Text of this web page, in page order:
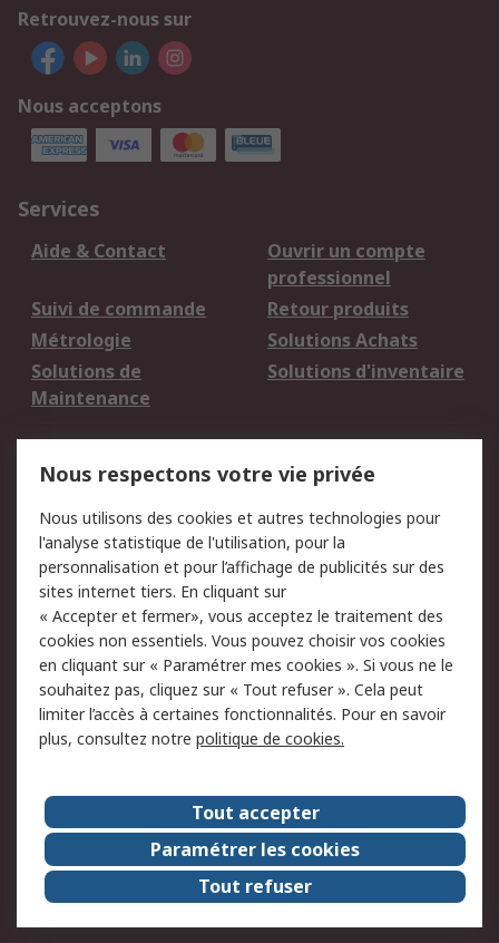
Retrouvez-nous sur
Nous acceptons
Services
Aide & Contact
Ouvrir un compte
professionnel
Suivi de commande
Retour produits
Métrologie
Solutions Achats
Solutions de
Maintenance
Solutions d'inventaire
du site
Politique de protection
des données - Mise à
jour
Sécurité des E-mails
Conditions générales
de vente
Politique anti-
corruption
Campagnes marketing
A propos de RS
A propos de RS France
Evénements
Le groupe RS Group Plc
Presse
RS dans le monde
Démarche RSE
Nous rejoindre
RS Particuliers
Nous respectons votre vie privée
Nous utilisons des cookies et autres technologies pour
l'analyse statistique de l'utilisation, pour la
personnalisation et pour l’affichage de publicités sur des
sites internet tiers. En cliquant sur
« Accepter et fermer», vous acceptez le traitement des
cookies non essentiels. Vous pouvez choisir vos cookies
en cliquant sur « Paramétrer mes cookies ». Si vous ne le
souhaitez pas, cliquez sur « Tout refuser ». Cela peut
limiter l’accès à certaines fonctionnalités. Pour en savoir
plus, consultez notre politique de cookies.
Tout accepter
Paramétrer les cookies
Tout refuser